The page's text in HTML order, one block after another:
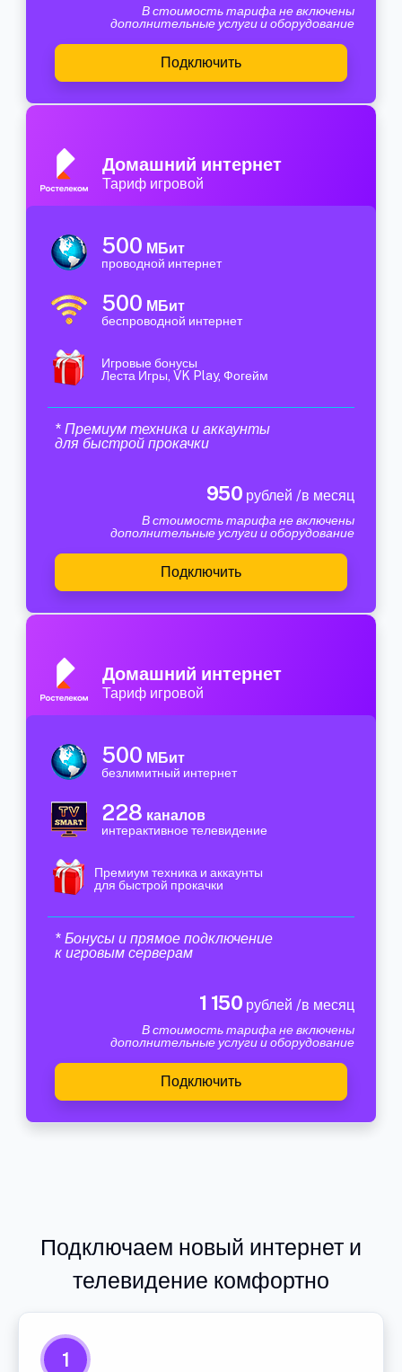
В стоимость тарифа не включены
дополнительные услуги и оборудование
Подключить
Домашний интернет
Тариф игровой
500 МБит
проводной интернет
500 МБит
беспроводной интернет
Игровые бонусы
Леста Игры, VK Play, Фогейм
* Премиум техника и аккаунты
для быстрой прокачки
950 рублей /в месяц
В стоимость тарифа не включены
дополнительные услуги и оборудование
Подключить
Домашний интернет
Тариф игровой
500 МБит
безлимитный интернет
228 каналов
интерактивное телевидение
Премиум техника и аккаунты
для быстрой прокачки
* Бонусы и прямое подключение
к игровым серверам
1 150 рублей /в месяц
В стоимость тарифа не включены
дополнительные услуги и оборудование
Подключить
Подключаем новый интернет и
телевидение комфортно
1